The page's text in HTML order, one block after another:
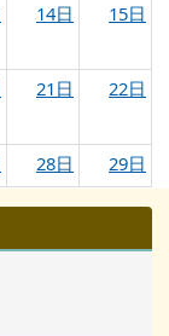
14日 15日
21日 22日
28日 29日